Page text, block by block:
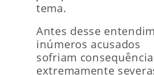
tema.
Antes desse
inúmeros acusados
sofriam
extremamente